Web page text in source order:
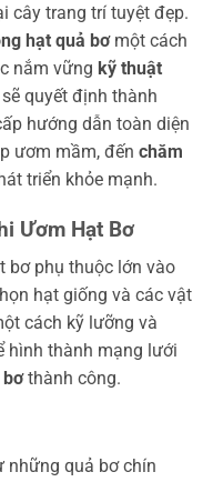
cây trang trí tuyệt đẹp.
hạt quả bơmột cách
nắm vững kỹ thuật
quyết định thành
hướng dẫn toàn diện
ươm mầm, đến chăm
triển khỏe mạnh.
Ươm Hạt Bơ
bơ phụ thuộc lớn vào
hạt giống và các vật
cách kỹ lưỡng và
hình thành mạng lưới
thành công.
những quả bơ chín